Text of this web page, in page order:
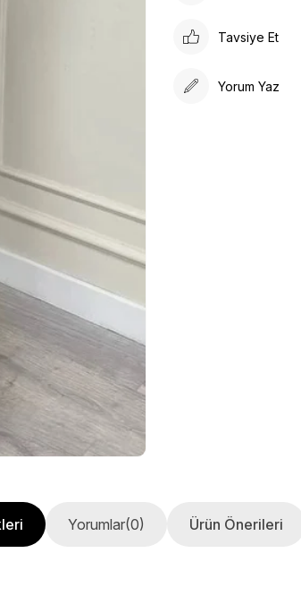
Tavsiye Et
Yorum Yaz
Yorumlar(0) Ürün Önerileri